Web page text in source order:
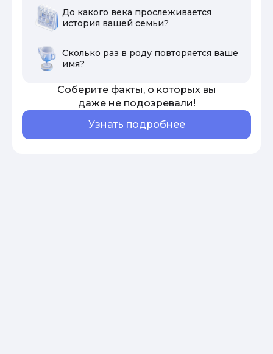
До какого века прослеживается
история вашей семьи?
Сколько раз в роду повторяется ваше
имя?
Соберите факты, о которых вы
даже не подозревали!
Узнать подробнее